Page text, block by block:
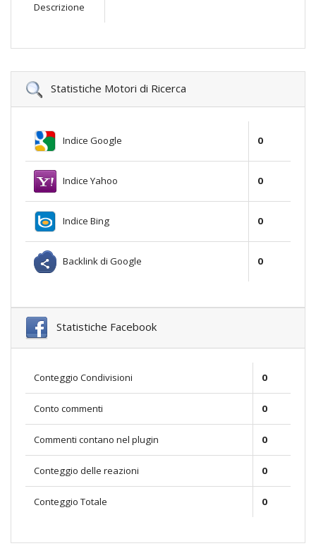
Descrizione
Statistiche Motori di Ricerca
Indice Google 0
Indice Yahoo 0
Indice Bing 0
Backlink di Google 0
Statistiche Facebook
Conteggio Condivisioni 0
Conto commenti 0
Commenti contano nel plugin 0
Conteggio delle reazioni 0
Conteggio Totale 0